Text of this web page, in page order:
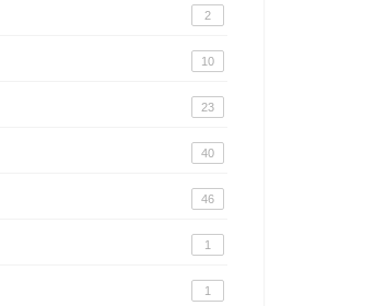
2
10
23
40
46
1
1